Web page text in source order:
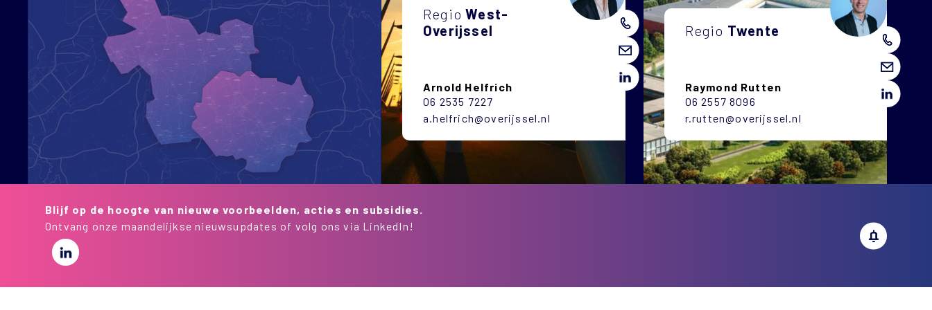
Regio West-
Overijssel
Arnold Helfrich
06 2535 7227
a.helfrich@overijssel.nl
Regio Twente
Raymond Rutten
06 2557 8096
r.rutten@overijssel.nl
Blijf op de hoogte van nieuwe voorbeelden, acties en subsidies.
Ontvang onze maandelijkse nieuwsupdates of volg ons via LinkedIn!